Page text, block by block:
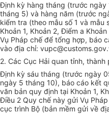
Định kỳ hàng tháng (trước
tháng 5) và hàng năm (trước
kiểm tra (theo mẫu số 1 và
Khoản 1, Khoản 2, Điểm a
Vụ Pháp chế để tổng hợp, báo
vào địa chỉ:
2. Các Cục Hải quan tỉnh, thành
Định kỳ sáu tháng (trước ngày
ngày 5 tháng 10), báo cáo kết
văn bản quy định tại Khoản 1,
Điều 2 Quy chế này gửi Vụ
cục trình Bộ (bản mềm gửi về